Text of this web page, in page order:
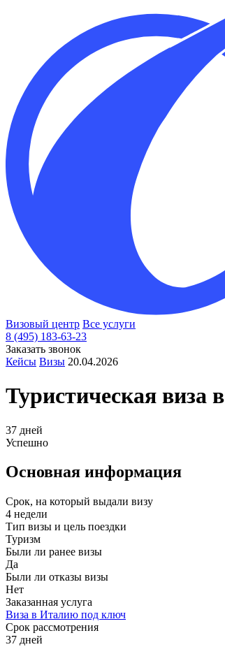
Визовый центр Все услуги
8 (495) 183-63-23
Заказать звонок
Кейсы Визы 20.04.2026
Туристическая виза в
37 дней
Успешно
Основная информация
Срок, на который выдали визу
4 недели
Тип визы и цель поездки
Туризм
Были ли ранее визы
Да
Были ли отказы визы
Нет
Заказанная услуга
Виза в Италию под ключ
Срок рассмотрения
37 дней